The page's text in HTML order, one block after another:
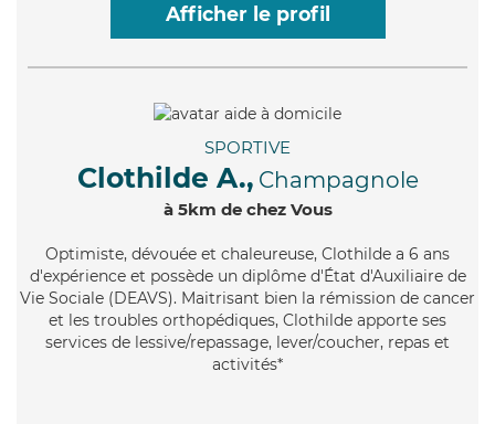
Afficher le profil
SPORTIVE
Clothilde A., Champagnole
à 5km de chez Vous
Optimiste, dévouée et chaleureuse, Clothilde a 6 ans
d'expérience et possède un diplôme d'État d'Auxiliaire de
Vie Sociale (DEAVS). Maitrisant bien la rémission de cancer
et les troubles orthopédiques, Clothilde apporte ses
services de lessive/repassage, lever/coucher, repas et
activités*